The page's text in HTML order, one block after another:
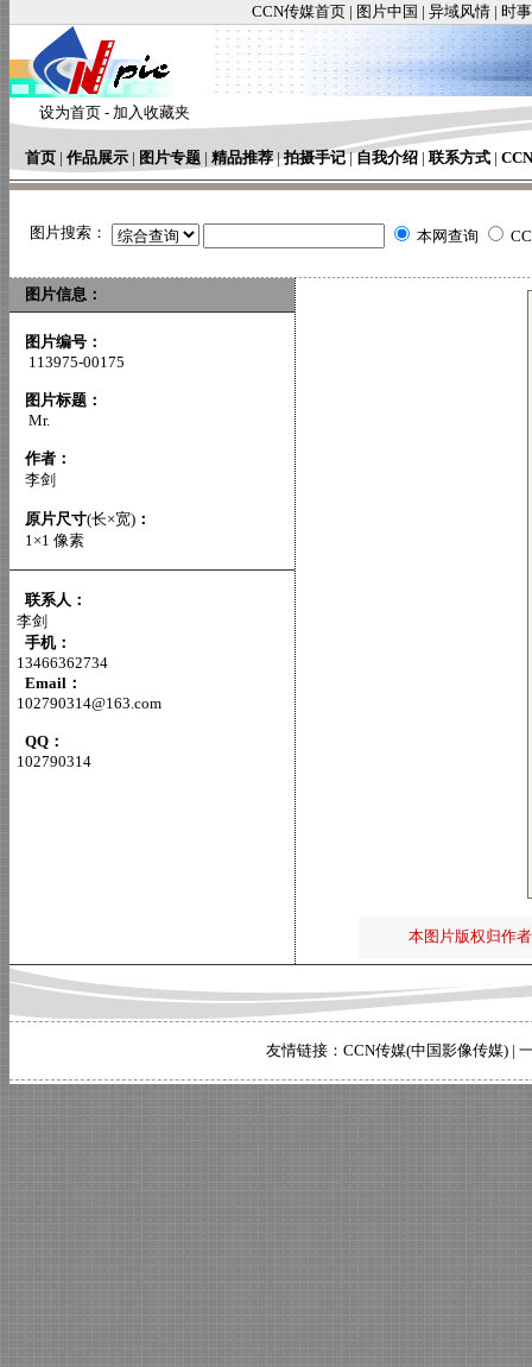
CCN传媒首页 | 图片中国 | 异域风情 | 时
设为首页 - 加入收藏夹
首页 | 作品展示 | 图片专题 | 精品推荐|拍摄手记|自我介绍 | 联系方式 |
图片搜索： 本网查询
图片信息：
图片编号：
113975-00175
图片标题：
Mr.
作者：
李剑
原片尺寸(长×宽) ：
1×1 像素
联系人：
李剑
手机：
13466362734
Email：
102790314@163.com
QQ：
102790314
本图片版权归作
友情链接： CCN传媒(中国影像传媒) |